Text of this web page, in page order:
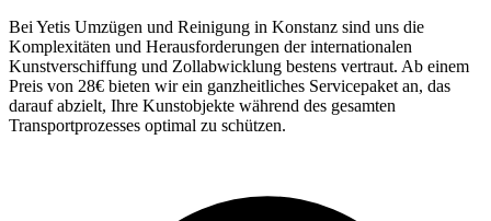
Bei Yetis Umzügen und Reinigung in Konstanz sind uns die
Komplexitäten und Herausforderungen der internationalen
Kunstverschiffung und Zollabwicklung bestens vertraut. Ab einem
Preis von 28€ bieten wir ein ganzheitliches Servicepaket an, das
darauf abzielt, Ihre Kunstobjekte während des gesamten
Transportprozesses optimal zu schützen.